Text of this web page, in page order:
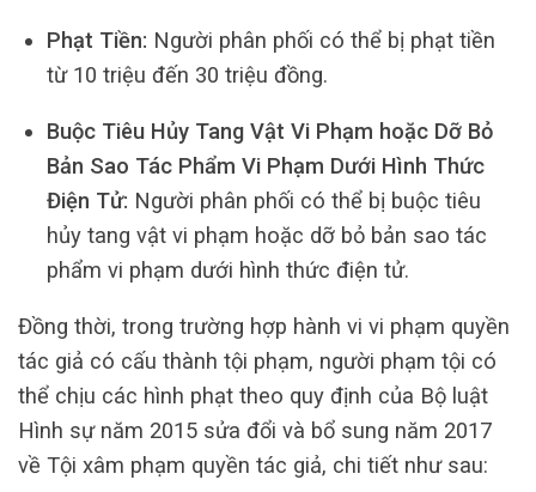
Phạt Tiền: Người phân phối có thể bị phạt tiền
từ 10 triệu đến 30 triệu đồng.
Buộc Tiêu Hủy Tang Vật Vi Phạm hoặc Dỡ Bỏ
Bản Sao Tác Phẩm Vi Phạm Dưới Hình Thức
Điện Tử: Người phân phối có thể bị buộc tiêu
hủy tang vật vi phạm hoặc dỡ bỏ bản sao tác
phẩm vi phạm dưới hình thức điện tử.
Đồng thời, trong trường hợp hành vi vi phạm quyền
tác giả có cấu thành tội phạm, người phạm tội có
thể chịu các hình phạt theo quy định của Bộ luật
Hình sự năm 2015 sửa đổi và bổ sung năm 2017
về Tội xâm phạm quyền tác giả, chi tiết như sau: